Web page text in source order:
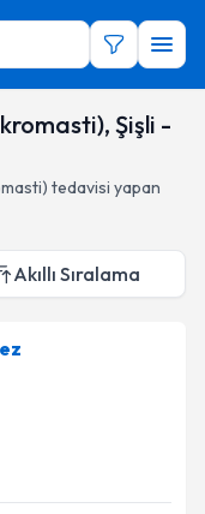
Şişli -
tedavisi yapan
Akıllı Sıralama